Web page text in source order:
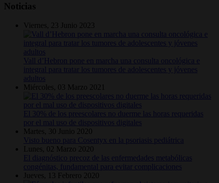
Noticias
Viernes, 23 Junio 2023
Vall d’Hebron pone en marcha una consulta oncológica e
integral para tratar los tumores de adolescentes y jóvenes
adultos
Miércoles, 03 Marzo 2021
El 30% de los preescolares no duerme las horas requeridas
por el mal uso de dispositivos digitales
Martes, 30 Junio 2020
Visto bueno para Cosentyx en la psoriasis pediátrica
Lunes, 02 Marzo 2020
El diagnóstico precoz de las enfermedades metabólicas
congénitas, fundamental para evitar complicaciones
Jueves, 13 Febrero 2020